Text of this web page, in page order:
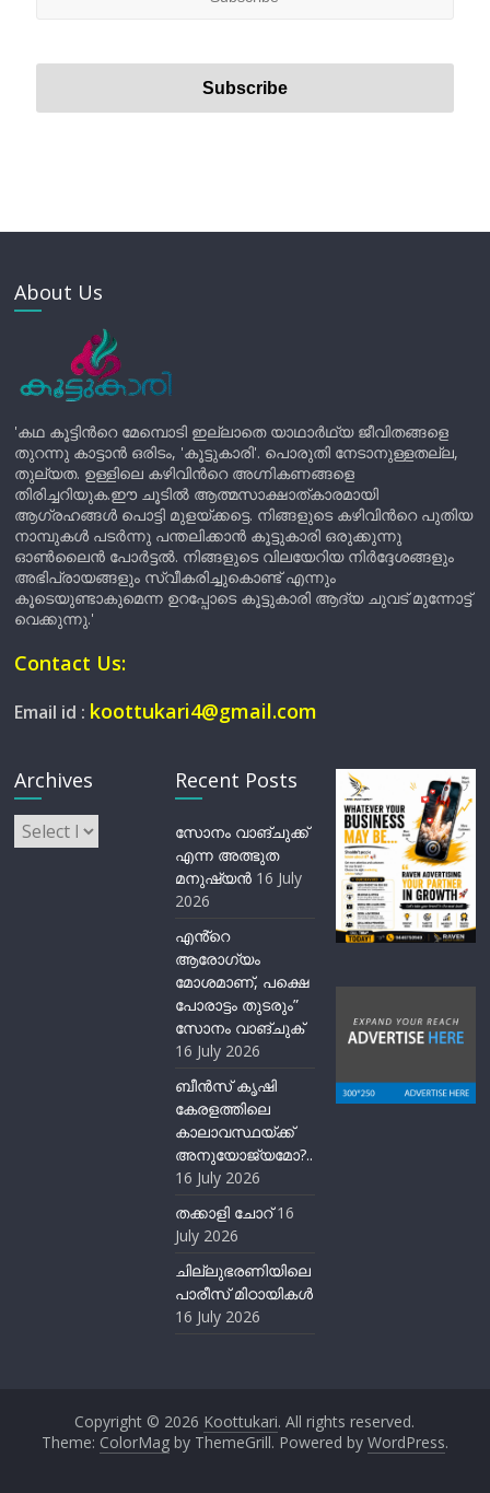
About Us
'കഥ കൂട്ടിന്‍റെ മേമ്പൊടി ഇല്ലാതെ യാഥാർഥ്യ ജീവിതങ്ങളെ
തുറന്നു കാട്ടാൻ ഒരിടം, 'കൂട്ടുകാരി'. പൊരുതി നേടാനുള്ളതല്ല,
തുല്യത. ഉള്ളിലെ കഴിവിന്‍റെ അഗ്നികണങ്ങളെ
തിരിച്ചറിയുക.ഈ ചൂടിൽ ആത്മസാക്ഷാത്കാരമായി
ആഗ്രഹങ്ങൾ പൊട്ടി മുളയ്ക്കട്ടെ. നിങ്ങളുടെ കഴിവിന്‍റെ പുതിയ
നാമ്പുകൾ പടർന്നു പന്തലിക്കാൻ കൂട്ടുകാരി ഒരുക്കുന്നു
ഓൺലൈൻ പോർട്ടൽ. നിങ്ങളുടെ വിലയേറിയ നിർദ്ദേശങ്ങളും
അഭിപ്രായങ്ങളും സ്വീകരിച്ചുകൊണ്ട് എന്നും
കൂടെയുണ്ടാകുമെന്ന ഉറപ്പോടെ കൂട്ടുകാരി ആദ്യ ചുവട് മുന്നോട്ട്
വെക്കുന്നു.'
Contact Us:
Email id : koottukari4@gmail.com
Archives
Archives
Recent Posts
സോനം വാങ്ചുക്ക്
എന്ന അത്ഭുത
മനുഷ്യന്‍ 16 July
2026
എൻ്റെ
ആരോഗ്യം
മോശമാണ്, പക്ഷെ
പോരാട്ടം തുടരും”
സോനം വാങ്ചുക്
16 July 2026
ബീന്‍സ് കൃഷി
കേരളത്തിലെ
കാലാവസ്ഥയ്ക്ക്
അനുയോജ്യമോ?..
16 July 2026
തക്കാളി ചോറ് 16
July 2026
ചില്ലുഭരണിയിലെ
പാരീസ് മിഠായികള്‍
16 July 2026
Copyright © 2026 Koottukari. All rights reserved.
Theme: ColorMagby ThemeGrill. Powered by WordPress.